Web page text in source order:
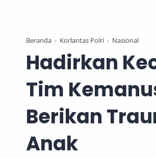
Beranda Korlantas Polri Nasional
Hadirkan
Tim
Berikan
Anak